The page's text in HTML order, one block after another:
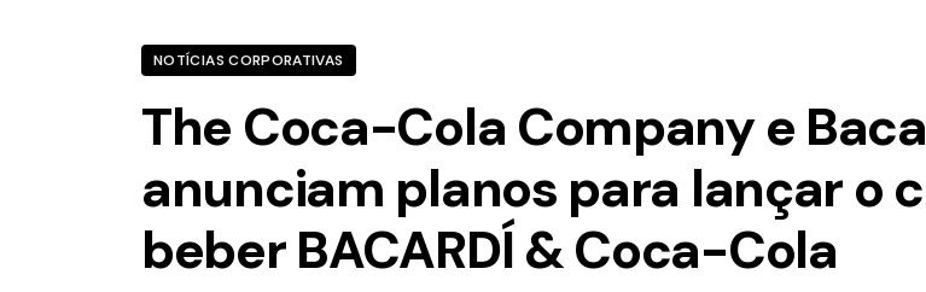
NOTÍCIAS CORPORATIVAS
The Coca-Cola Company e
anunciam planos para lançar o
beber BACARDÍ & Coca-Cola